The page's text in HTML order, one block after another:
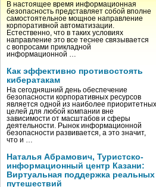
В настоящее время информационная
безопасность представляет собой вполне
самостоятельное мощное направление
корпоративной автоматизации.
Естественно, что в таких условиях
направление это все теснее связывается
с вопросами прикладной
информационной …
Как эффективно противостоять
кибератакам
На сегодняшний день обеспечение
безопасности корпоративных ресурсов
является одной из наиболее приоритетных
целей для любой компании вне
зависимости от масштабов и сферы
деятельности. Рынок информационной
безопасности развивается, а это значит,
что и …
Наталья Абрамович, Туристско-
информационный центр Казани:
Виртуальная поддержка реальных
путешествий